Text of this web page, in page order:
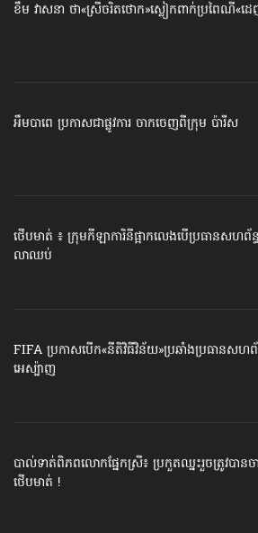
ខឹម វាសនា ថា«ស្រីចរិតថោក»​ស្លៀកពាក់ប្រពៃណី​«ដ
អឹមបាពេ ប្រកាសជាផ្លូវការ ចាកចេញពីក្រុម ប៉ារីស
ថើបមាត់ ៖ ក្រុមកីឡាការិនី​ផ្អាកលេង​​បើប្រធានសហព័
លាឈប់
FIFA ប្រកាសបើក​«នីតិវិធីវិន័យ»​ប្រឆាំងប្រធានសហព័
អេស្ប៉ាញ
បាល់ទាត់​ពិភពលោក​ផ្នែកស្រី៖ ប្រកួតឈ្នះរួច​ត្រូវបាន
ថើបមាត់ !